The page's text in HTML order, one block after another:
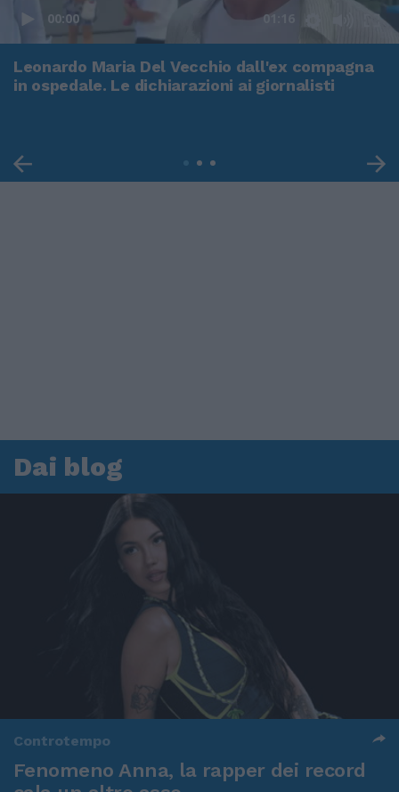
00:00 01:16
Leonardo Maria Del Vecchio dall'ex compagna
in ospedale. Le dichiarazioni ai giornalisti
Dai blog
Controtempo
Fenomeno Anna, la rapper dei record